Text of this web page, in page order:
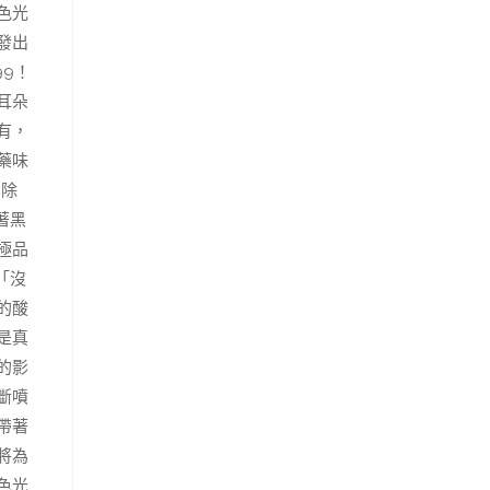
光
出
！
朵
，
味
黑
品
沒
酸
真
影
噴
著
為
光